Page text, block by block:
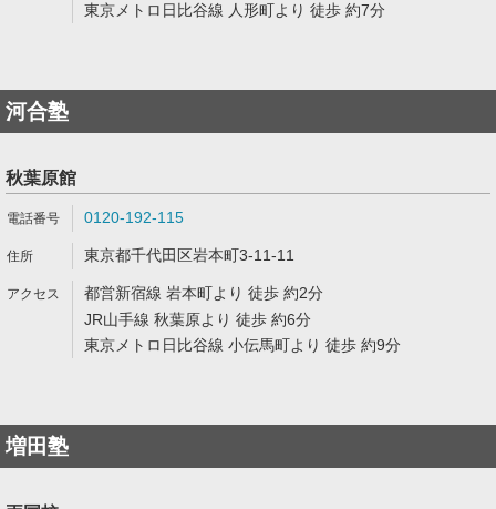
東京メトロ日比谷線 人形町より 徒歩 約7分
河合塾
秋葉原館
0120-192-115
東京都千代田区岩本町3-11-11
都営新宿線 岩本町より 徒歩 約2分
JR山手線 秋葉原より 徒歩 約6分
東京メトロ日比谷線 小伝馬町より 徒歩 約9分
増田塾